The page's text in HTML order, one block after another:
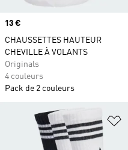
Prix
13 €
CHAUSSETTES HAUTEUR
CHEVILLE À VOLANTS
Originals
4 couleurs
Pack de 2 couleurs